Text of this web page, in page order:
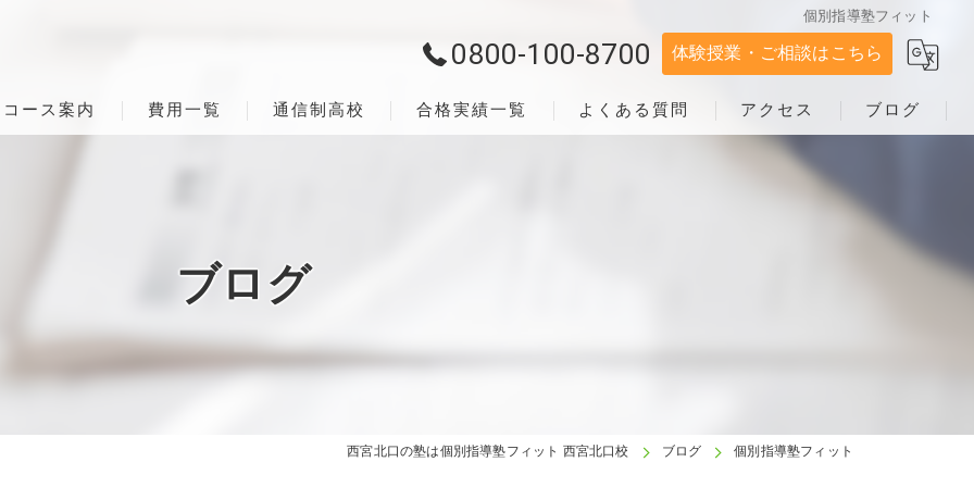
個別指導塾フィット
0800-100-8700 体験授業・ご相談はこちら
コース案内 費用一覧 通信制高校 合格実績一覧 よくある質問 アクセス ブログ
ブログ
西宮北口の塾は個別指導塾フィット 西宮北口校 ブログ 個別指導塾フィット